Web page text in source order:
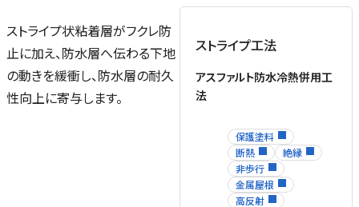
ストライプ状粘着層がフクレ防
止に加え、防水層へ伝わる下地
の動きを緩衝し、防水層の耐久
性向上に寄与します。
ストライプ工法
アスファルト防水冷熱併用工
法
保護塗料
断熱
絶縁
非歩行
金属屋根
高反射